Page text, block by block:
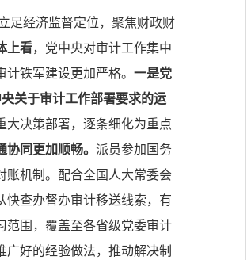
足经济监督定位，聚焦财政财
上看，党中央对审计工作集中
铁军建设更加严格。 一是党
关于审计工作部署要求的运
大决策部署，逐条细化为重点
同更加顺畅。 派员参加国务
账机制。配合全国人大常委会
快查办督办审计移送线索，有
范围，覆盖至各省级党委审计
好的经验做法，推动解决制